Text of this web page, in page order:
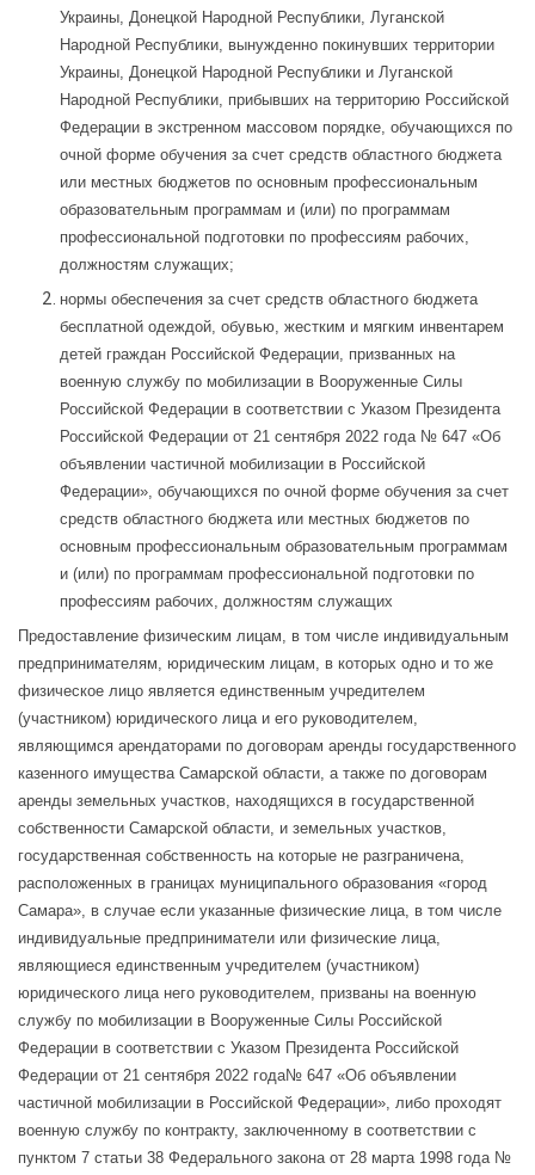
Украины, Донецкой Народной Республики, Луганской
Народной Республики, вынужденно покинувших территории
Украины, Донецкой Народной Республики и Луганской
Народной Республики, прибывших на территорию Российской
Федерации в экстренном массовом порядке, обучающихся по
очной форме обучения за счет средств областного бюджета
или местных бюджетов по основным профессиональным
образовательным программам и (или) по программам
профессиональной подготовки по профессиям рабочих,
должностям служащих;
нормы обеспечения за счет средств областного бюджета
бесплатной одеждой, обувью, жестким и мягким инвентарем
детей граждан Российской Федерации, призванных на
военную службу по мобилизации в Вооруженные Силы
Российской Федерации в соответствии с Указом Президента
Российской Федерации от 21 сентября 2022 года № 647 «Об
объявлении частичной мобилизации в Российской
Федерации», обучающихся по очной форме обучения за счет
средств областного бюджета или местных бюджетов по
основным профессиональным образовательным программам
и (или) по программам профессиональной подготовки по
профессиям рабочих, должностям служащих
Предоставление физическим лицам, в том числе индивидуальным
предпринимателям, юридическим лицам, в которых одно и то же
физическое лицо является единственным учредителем
(участником) юридического лица и его руководителем,
являющимся арендаторами по договорам аренды государственного
казенного имущества Самарской области, а также по договорам
аренды земельных участков, находящихся в государственной
собственности Самарской области, и земельных участков,
государственная собственность на которые не разграничена,
расположенных в границах муниципального образования «город
Самара», в случае если указанные физические лица, в том числе
индивидуальные предприниматели или физические лица,
являющиеся единственным учредителем (участником)
юридического лица него руководителем, призваны на военную
службу по мобилизации в Вооруженные Силы Российской
Федерации в соответствии с Указом Президента Российской
Федерации от 21 сентября 2022 года№ 647 «Об объявлении
частичной мобилизации в Российской Федерации», либо проходят
военную службу по контракту, заключенному в соответствии с
пунктом 7 статьи 38 Федерального закона от 28 марта 1998 года №